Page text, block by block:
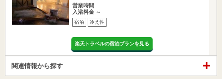
営業時間
入浴料金 ～
宿泊 冷え性
楽天トラベルの宿泊プランを見る
関連情報から探す